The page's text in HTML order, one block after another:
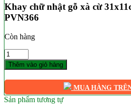
Khay chữ nhật gỗ xà cừ
PVN366
Còn hàng
Số
lượng
Thêm vào giỏ hàng
MUA HÀNG
Sản phẩm tương tự